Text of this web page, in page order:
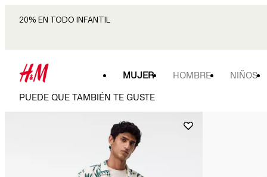
20% EN TODO INFANTIL
MUJER HOMBRE NIÑOS
PUEDE QUE TAMBIÉN TE GUSTE